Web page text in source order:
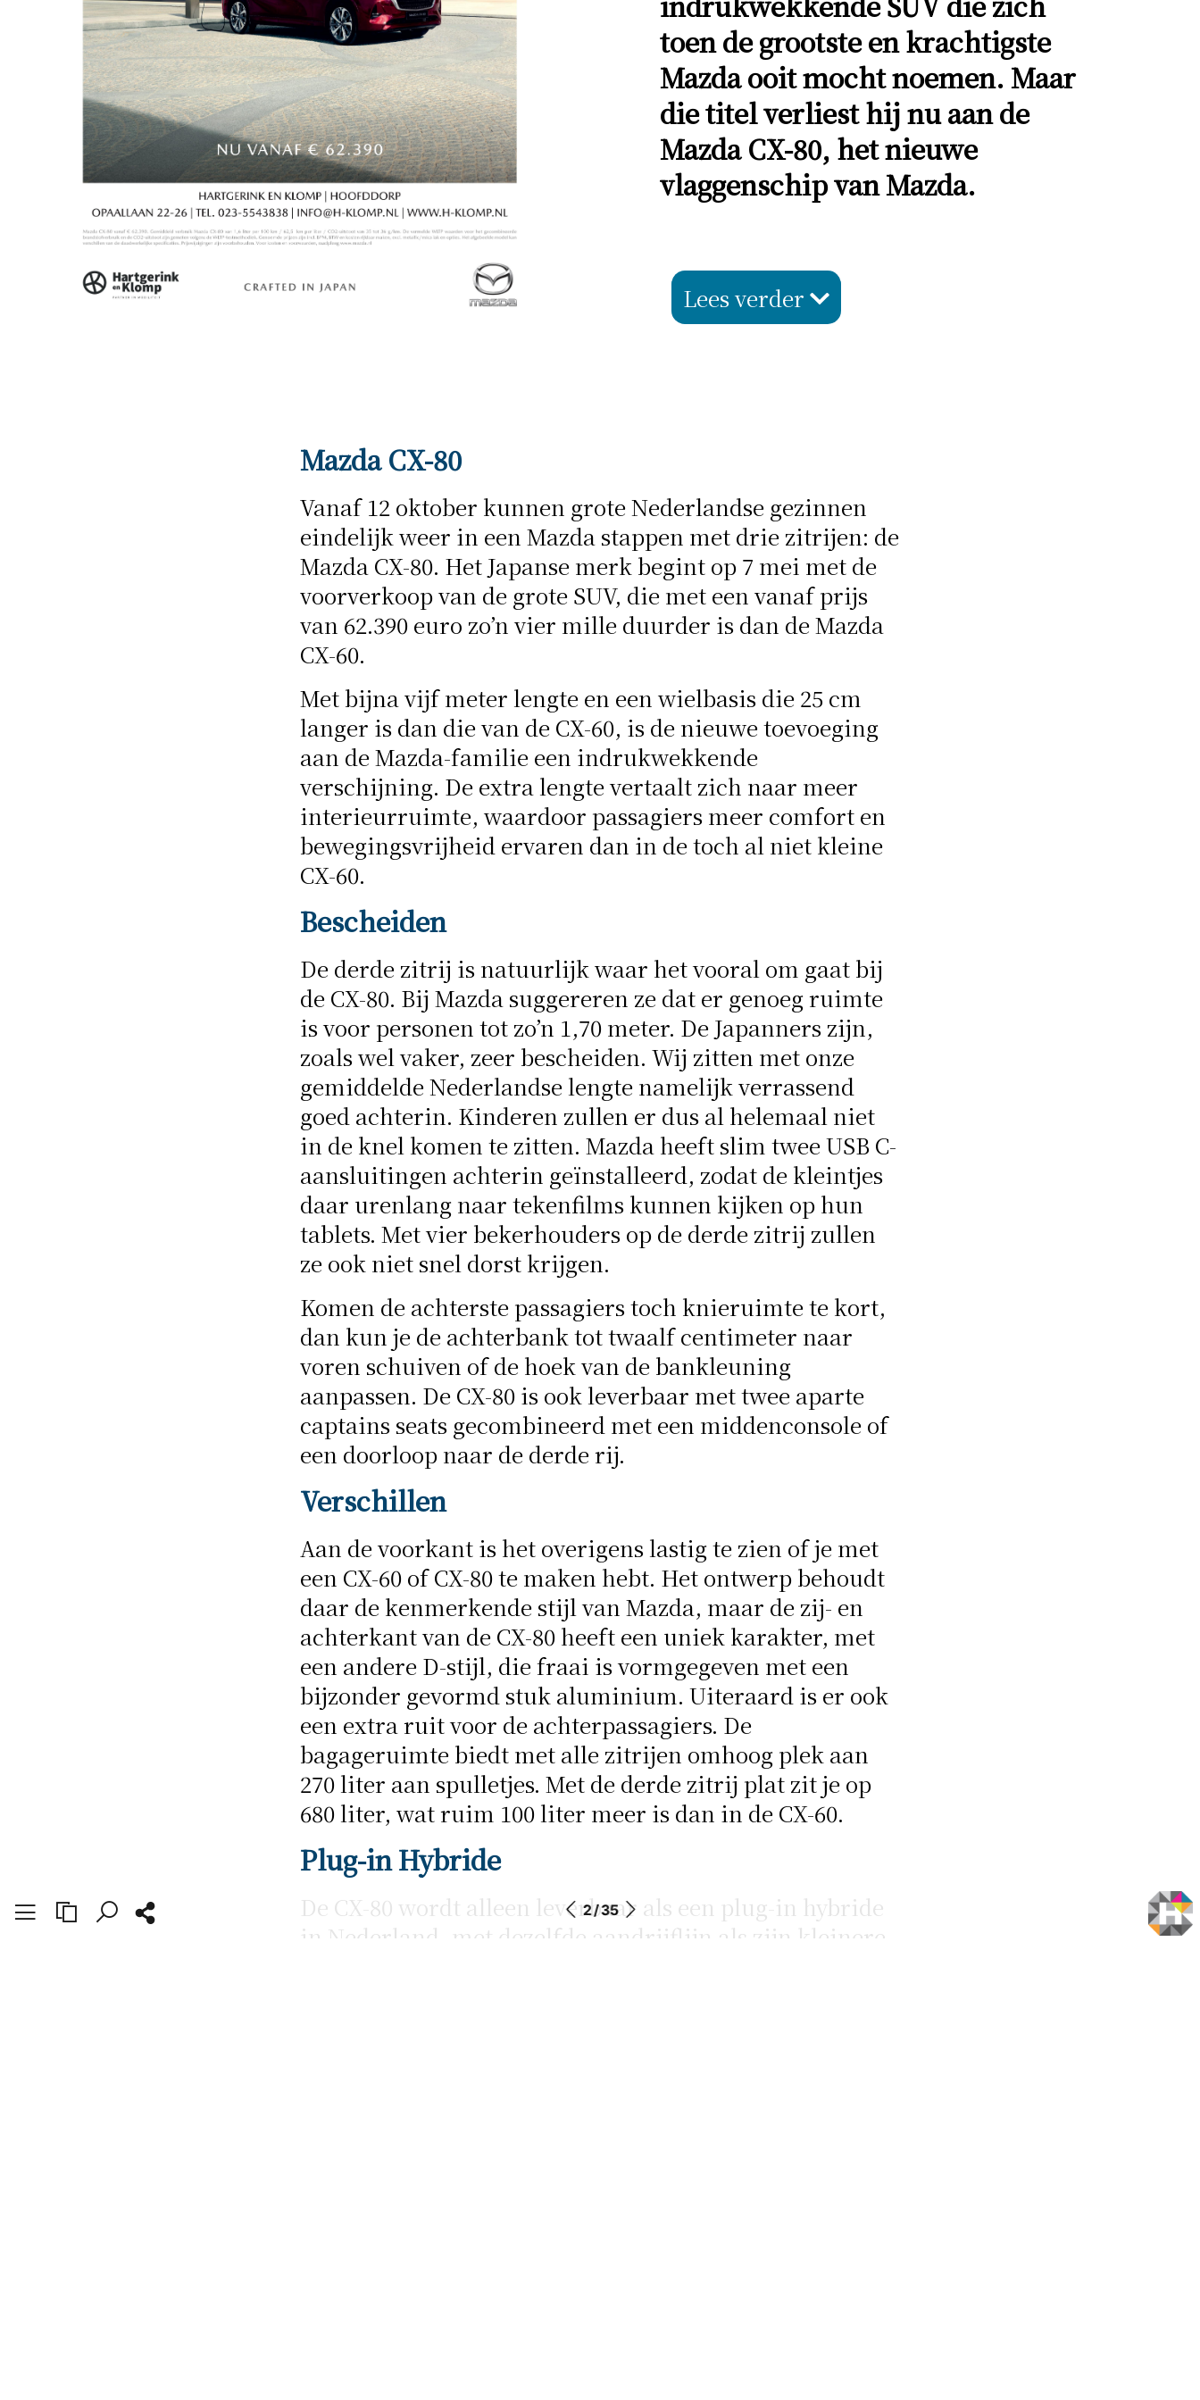
toen de grootste en krachtigste
Mazda ooit mocht noemen. Maar
die titel verliest hij nu aan de
Mazda CX-80, het nieuwe
vlaggenschip van Mazda.
Lees verder
Mazda CX-80
Vanaf 12 oktober kunnen grote Nederlandse gezinnen
eindelijk weer in een Mazda stappen met drie zitrijen: de
Mazda CX-80. Het Japanse merk begint op 7 mei met de
voorverkoop van de grote SUV, die met een vanaf prijs
van 62.390 euro zo’n vier mille duurder is dan de Mazda
CX-60.
Met bijna vijf meter lengte en een wielbasis die 25 cm
langer is dan die van de CX-60, is de nieuwe toevoeging
aan de Mazda-familie een indrukwekkende
verschijning. De extra lengte vertaalt zich naar meer
interieurruimte, waardoor passagiers meer comfort en
bewegingsvrijheid ervaren dan in de toch al niet kleine
CX-60.
Bescheiden
De derde zitrij is natuurlijk waar het vooral om gaat bij
de CX-80. Bij Mazda suggereren ze dat er genoeg ruimte
is voor personen tot zo’n 1,70 meter. De Japanners zijn,
zoals wel vaker, zeer bescheiden. Wij zitten met onze
gemiddelde Nederlandse lengte namelijk verrassend
goed achterin. Kinderen zullen er dus al helemaal niet
in de knel komen te zitten. Mazda heeft slim twee USB C-
aansluitingen achterin geïnstalleerd, zodat de kleintjes
daar urenlang naar tekenfilms kunnen kijken op hun
tablets. Met vier bekerhouders op de derde zitrij zullen
ze ook niet snel dorst krijgen.
Komen de achterste passagiers toch knieruimte te kort,
dan kun je de achterbank tot twaalf centimeter naar
voren schuiven of de hoek van de bankleuning
aanpassen. De CX-80 is ook leverbaar met twee aparte
captains seats gecombineerd met een middenconsole of
een doorloop naar de derde rij.
Verschillen
Aan de voorkant is het overigens lastig te zien of je met
een CX-60 of CX-80 te maken hebt. Het ontwerp behoudt
daar de kenmerkende stijl van Mazda, maar de zij- en
achterkant van de CX-80 heeft een uniek karakter, met
een andere D-stijl, die fraai is vormgegeven met een
bijzonder gevormd stuk aluminium. Uiteraard is er ook
een extra ruit voor de achterpassagiers. De
bagageruimte biedt met alle zitrijen omhoog plek aan
270 liter aan spulletjes. Met de derde zitrij plat zit je op
680 liter, wat ruim 100 liter meer is dan in de CX-60.
Plug-in Hybride
De CX-80 wordt alleen leverbaar als een plug-in hybride
in Nederland, met dezelfde aandrijflijn als zijn kleinere
2 / 35